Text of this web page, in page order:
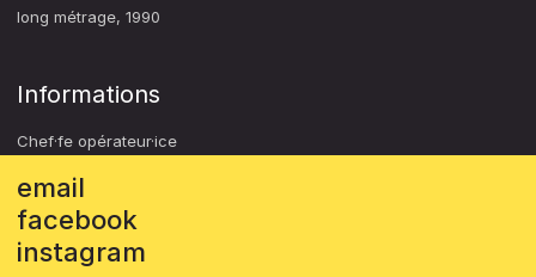
long métrage 1990
Informations
Chef·fe opérateur·ice
email
facebook
instagram